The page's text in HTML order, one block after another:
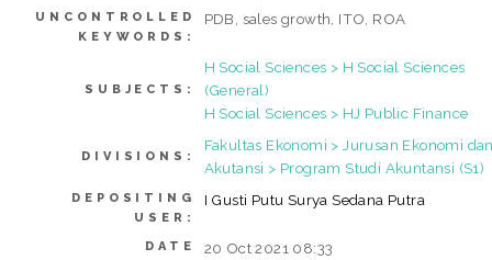
UNCONTROLLED
KEYWORDS:
PDB, sales growth, ITO, ROA
SUBJECTS:
H Social Sciences > H Social Sciences
(General)
H Social Sciences > HJ Public Finance
DIVISIONS:
Fakultas Ekonomi > Jurusan Ekonomi
Akutansi > Program Studi Akuntansi (S1)
DEPOSITING
USER:
I Gusti Putu Surya Sedana Putra
DATE
20 Oct 2021 08:33